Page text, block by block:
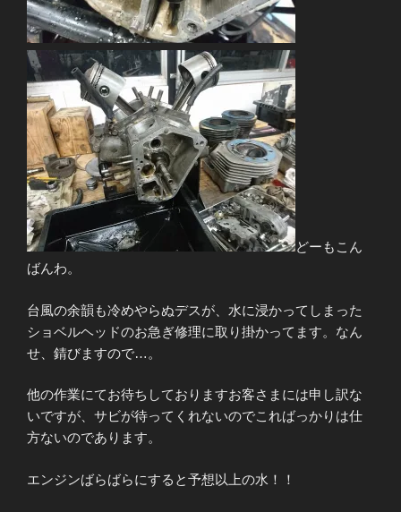
どーもこん
ばんわ。
台風の余韻も冷めやらぬデスが、水に浸かってしまった
ショベルヘッドのお急ぎ修理に取り掛かってます。なん
せ、錆びますので…。
他の作業にてお待ちしておりますお客さまには申し訳な
いですが、サビが待ってくれないのでこればっかりは仕
方ないのであります。
エンジンばらばらにすると予想以上の水！！